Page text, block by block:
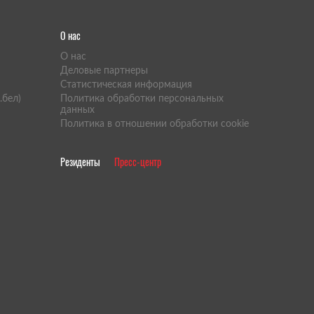
О нас
O нас
Деловые партнеры
Статистическая информация
Политика обработки персональных
данных
Политика в отношении обработки cookie
Резиденты Пресс-центр